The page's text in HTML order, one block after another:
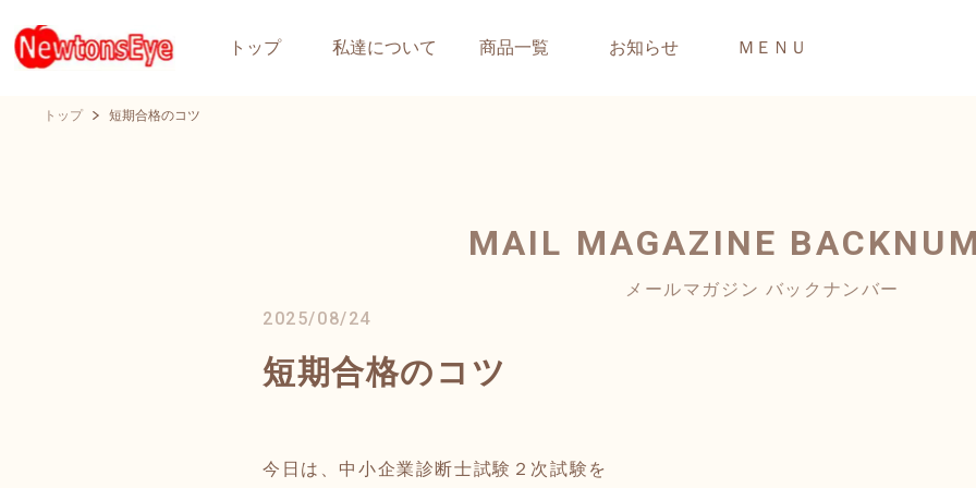
トップ 私達について 商品一覧 お知らせ ＭＥＮＵ
トップ 短期合格のコツ
MAIL MAGAZINE
メールマガジン バックナンバー
2025/08/24
短期合格のコツ
今日は、中小企業診断士試験２次試験を